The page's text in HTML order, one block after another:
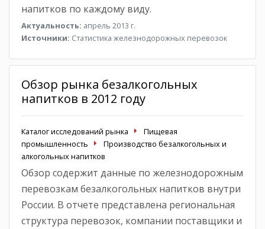
напитков по каждому виду.
Актуальность: апрель 2013 г.
Источники: Статистика железнодорожных перевозок
Обзор рынка безалкогольных
напитков в 2012 году
Каталог исследований рынка
Пищевая
промышленность
Производство безалкогольных и
алкогольных напитков
Обзор содержит данные по железнодорожным
перевозкам безалкогольных напитков внутри
России. В отчете представлена региональная
структура перевозок, компании поставщики и